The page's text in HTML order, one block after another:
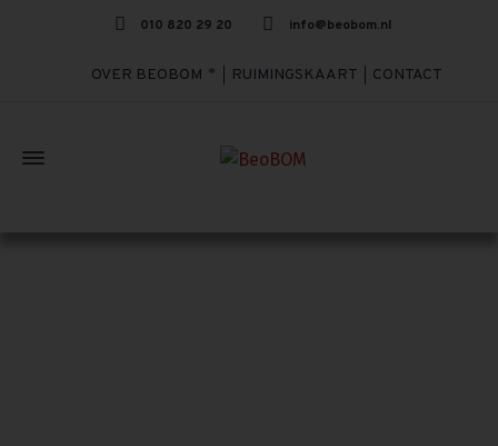
010 820 29 20 info@beobom.nl
OVER BEOBOM RUIMINGSKAART CONTACT